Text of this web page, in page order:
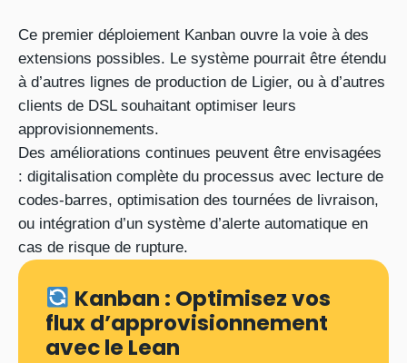
Ce premier déploiement Kanban ouvre la voie à des
extensions possibles. Le système pourrait être étendu
à d’autres lignes de production de Ligier, ou à d’autres
clients de DSL souhaitant optimiser leurs
approvisionnements.
Des améliorations continues peuvent être envisagées
: digitalisation complète du processus avec lecture de
codes-barres, optimisation des tournées de livraison,
ou intégration d’un système d’alerte automatique en
cas de risque de rupture.
Kanban : Optimisez vos
flux d’approvisionnement
avec le Lean